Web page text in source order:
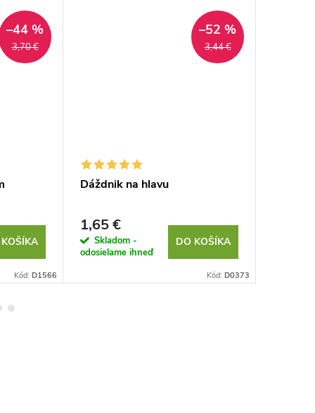
3,70 €
–44 %
Kód: D1566
3,44 €
–52 %
Dáždnik na hlavu
1,65 €
Skladom -
odosielame ihneď
DO KOŠÍKA
Kód: D0373